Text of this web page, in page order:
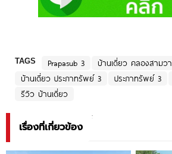
TAGS Prapasub 3 บ้านเดี่ยว คลองสามวา
บ้านเดี่ยว ประภาทรัพย์ 3
ประภาทรัพย์ 3
รีวิว บ้านเดี่ยว
เรื่องที่เกี่ยวข้อง